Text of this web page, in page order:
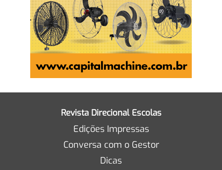
Revista Direcional Escolas
Edições Impressas
Conversa com o Gestor
Dicas